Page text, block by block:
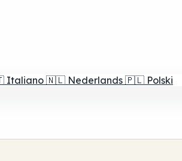
Italiano 🇳🇱 Nederlands 🇵🇱 Polski